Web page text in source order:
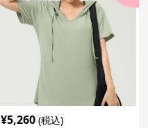
¥5,260 (税込)